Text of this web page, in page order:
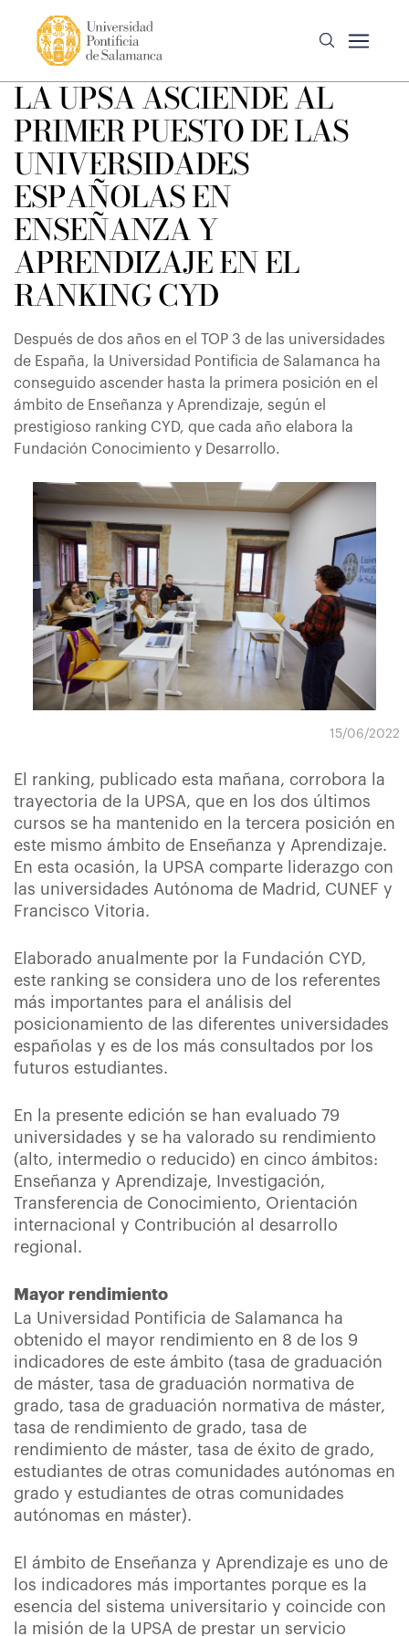
LA UPSA ASCIENDE AL
PRIMER PUESTO DE LAS
UNIVERSIDADES
ESPAÑOLAS EN
ENSEÑANZA Y
APRENDIZAJE EN EL
RANKING CYD
Después de dos años en el TOP 3 de las universidades
de España, la Universidad Pontificia de Salamanca ha
conseguido ascender hasta la primera posición en el
ámbito de Enseñanza y Aprendizaje, según el
prestigioso ranking CYD, que cada año elabora la
Fundación Conocimiento y Desarrollo.
15/06/2022
El ranking, publicado esta mañana, corrobora la
trayectoria de la UPSA, que en los dos últimos
cursos se ha mantenido en la tercera posición en
este mismo ámbito de Enseñanza y Aprendizaje.
En esta ocasión, la UPSA comparte liderazgo con
las universidades Autónoma de Madrid, CUNEF y
Francisco Vitoria.
Elaborado anualmente por la Fundación CYD,
este ranking se considera uno de los referentes
más importantes para el análisis del
posicionamiento de las diferentes universidades
españolas y es de los más consultados por los
futuros estudiantes.
En la presente edición se han evaluado 79
universidades y se ha valorado su rendimiento
(alto, intermedio o reducido) en cinco ámbitos:
Enseñanza y Aprendizaje, Investigación,
Transferencia de Conocimiento, Orientación
internacional y Contribución al desarrollo
regional.
Mayor rendimiento
La Universidad Pontificia de Salamanca ha
obtenido el mayor rendimiento en 8 de los 9
indicadores de este ámbito (tasa de graduación
de máster, tasa de graduación normativa de
grado, tasa de graduación normativa de máster,
tasa de rendimiento de grado, tasa de
rendimiento de máster, tasa de éxito de grado,
estudiantes de otras comunidades autónomas en
grado y estudiantes de otras comunidades
autónomas en máster).
El ámbito de Enseñanza y Aprendizaje es uno de
los indicadores más importantes porque es la
esencia del sistema universitario y coincide con
la misión de la UPSA de prestar un servicio